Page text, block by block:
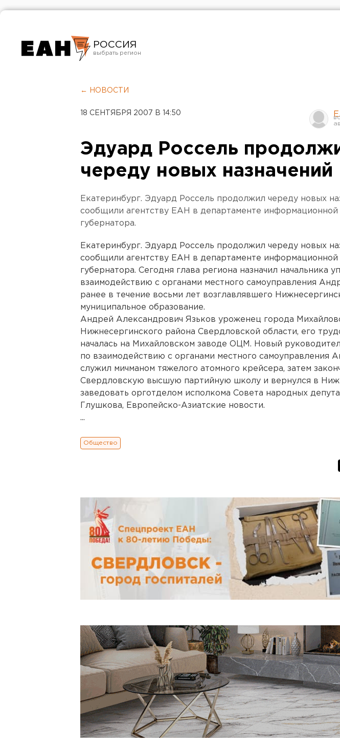
РОССИЯ
Челябинск
← НОВОСТИ
18 СЕНТЯБРЯ 2007 В 14:50
Эдуард Россель
череду новых назначений
Екатеринбург. Эдуард Россель продолжил череду новых
сообщили агентству ЕАН в департаменте информационной
губернатора.
Екатеринбург. Эдуард Россель продолжил череду новых
сообщили агентству ЕАН в департаменте информационной
губернатора. Сегодня глава региона назначил начальника
взаимодействию с органами местного самоуправления
ранее в течение восьми лет возглавлявшего
муниципальное образование.
Андрей Александрович Язьков уроженец города
Нижнесергинского района Свердловской области, его
началась на Михайловском заводе ОЦМ. Новый
по взаимодействию с органами местного самоуправления
служил мичманом тяжелого атомного крейсера, затем
Свердловскую высшую партийную школу и вернулся в
заведовать орготделом исполкома Совета народных
Глушкова, Европейско-Азиатские новости.
...
Общество